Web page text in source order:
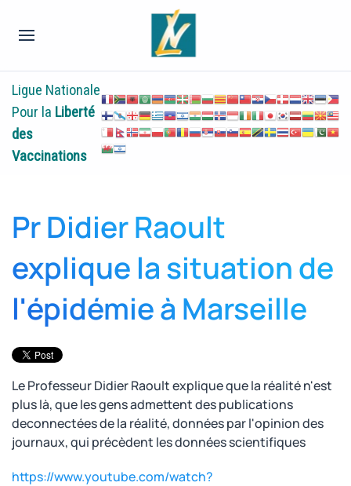
Ligue Nationale
Pour la Liberté
des
Vaccinations
Pr Didier Raoult
explique la situation de
l'épidémie à Marseille
Le Professeur Didier Raoult explique que la réalité n'est
plus là, que les gens admettent des publications
deconnectées de la réalité, données par l'opinion des
journaux, qui précèdent les données scientifiques
https://www.youtube.com/watch?